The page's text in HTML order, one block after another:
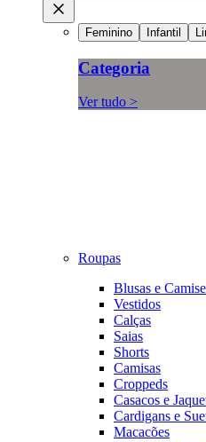
Feminino Infantil
Categoria
Ver tudo >
Roupas
Blusas e
Vestidos
Calças
Saias
Shorts
Camisas
Croppeds
Casacos e
Cardigans e
Macacões